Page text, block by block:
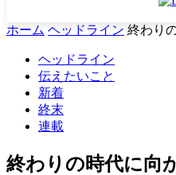
ホーム ヘッドライン 終わり
ヘッドライン
伝えたいこと
新着
終末
連載
終わりの時代に向